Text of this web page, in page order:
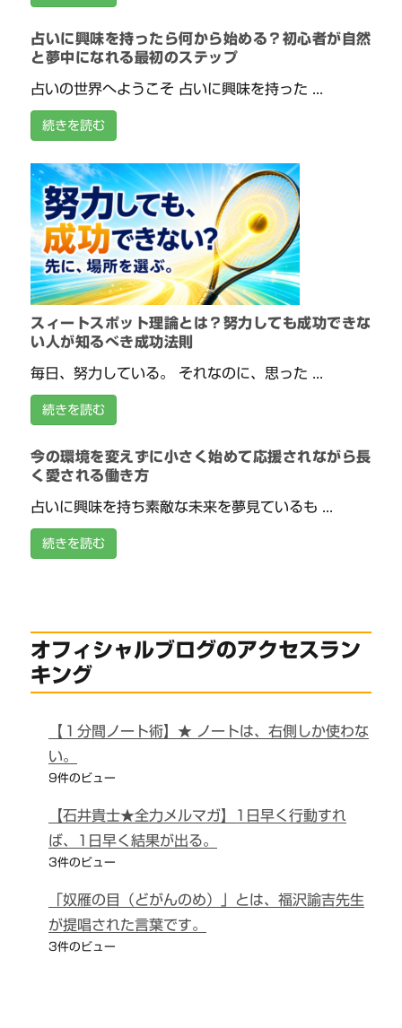
占いに興味を持ったら何から始める？初心者が自然
と夢中になれる最初のステップ
占いの世界へようこそ 占いに興味を持った ...
続きを読む
スィートスポット理論とは？努力しても成功できな
い人が知るべき成功法則
毎日、努力している。 それなのに、思った ...
続きを読む
今の環境を変えずに小さく始めて応援されながら長
く愛される働き方
占いに興味を持ち素敵な未来を夢見ているも ...
続きを読む
オフィシャルブログのアクセスラン
キング
【１分間ノート術】★ ノートは、右側しか使わな
い。
9件のビュー
【石井貴士★全力メルマガ】1日早く行動すれ
ば、1日早く結果が出る。
3件のビュー
「奴雁の目（どがんのめ）」とは、福沢諭吉先生
が提唱された言葉です。
3件のビュー